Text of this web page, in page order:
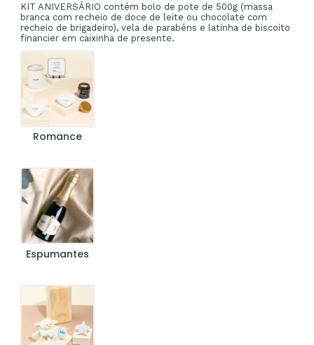
KIT ANIVERSÁRIO contém bolo de pote de 500g (massa
branca com recheio de doce de leite ou chocolate com
recheio de brigadeiro), vela de parabéns e latinha de biscoito
financier em caixinha de presente.
Romance
Espumantes